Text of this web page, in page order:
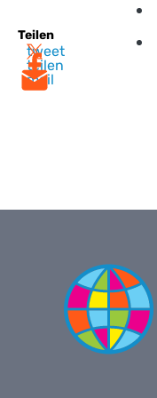
Teilen
tweet
teilen
mail